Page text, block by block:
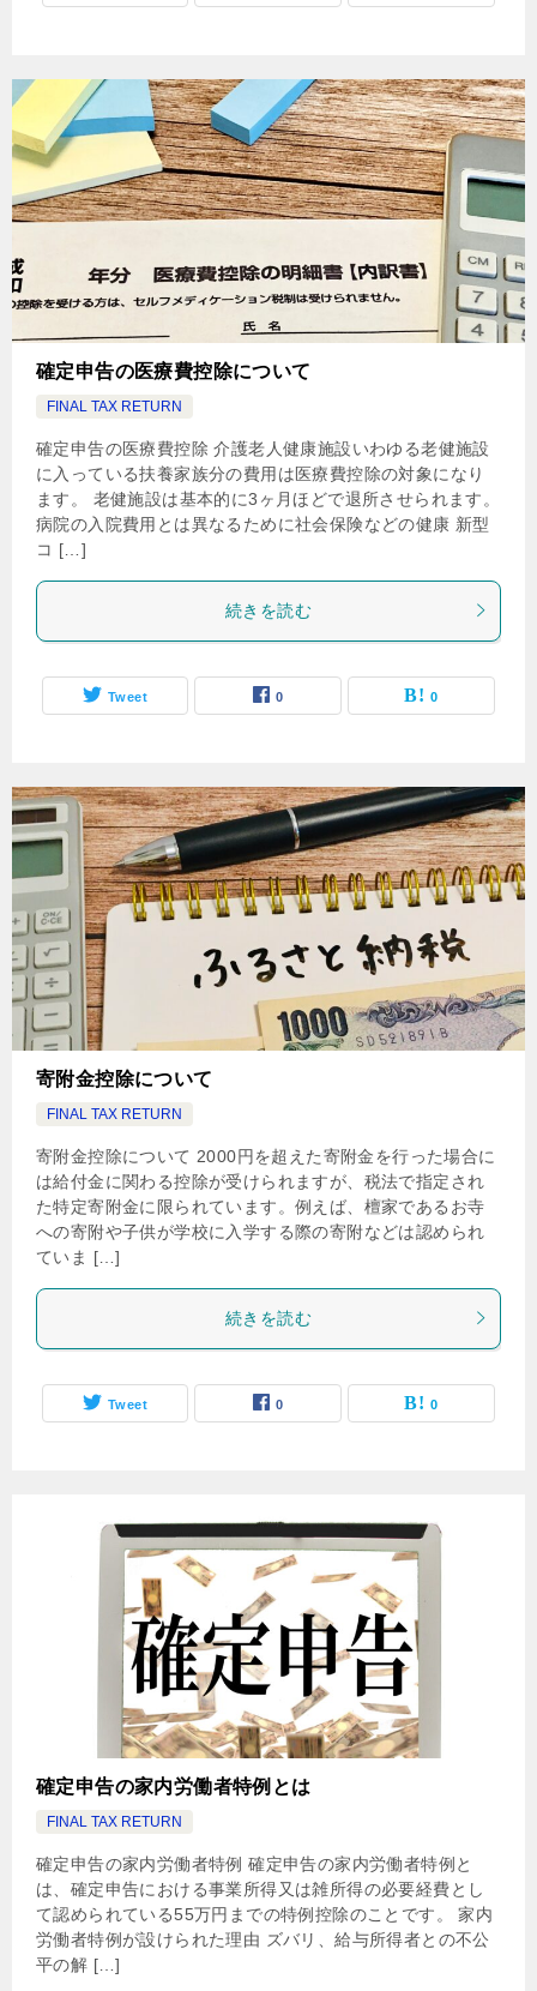
確定申告の医療費控除について
FINAL TAX RETURN
確定申告の医療費控除 介護老人健康施設いわゆる老健施設
に入っている扶養家族分の費用は医療費控除の対象になり
ます。 老健施設は基本的に3ヶ月ほどで退所させられます。
病院の入院費用とは異なるために社会保険などの健康 新型
コ […]
続きを読む
Tweet 0 0
寄附金控除について
FINAL TAX RETURN
寄附金控除について 2000円を超えた寄附金を行った場合に
は給付金に関わる控除が受けられますが、税法で指定され
た特定寄附金に限られています。例えば、檀家であるお寺
への寄附や子供が学校に入学する際の寄附などは認められ
ていま […]
続きを読む
Tweet 0 0
確定申告の家内労働者特例とは
FINAL TAX RETURN
確定申告の家内労働者特例 確定申告の家内労働者特例と
は、確定申告における事業所得又は雑所得の必要経費とし
て認められている55万円までの特例控除のことです。 家内
労働者特例が設けられた理由 ズバリ、給与所得者との不公
平の解 […]